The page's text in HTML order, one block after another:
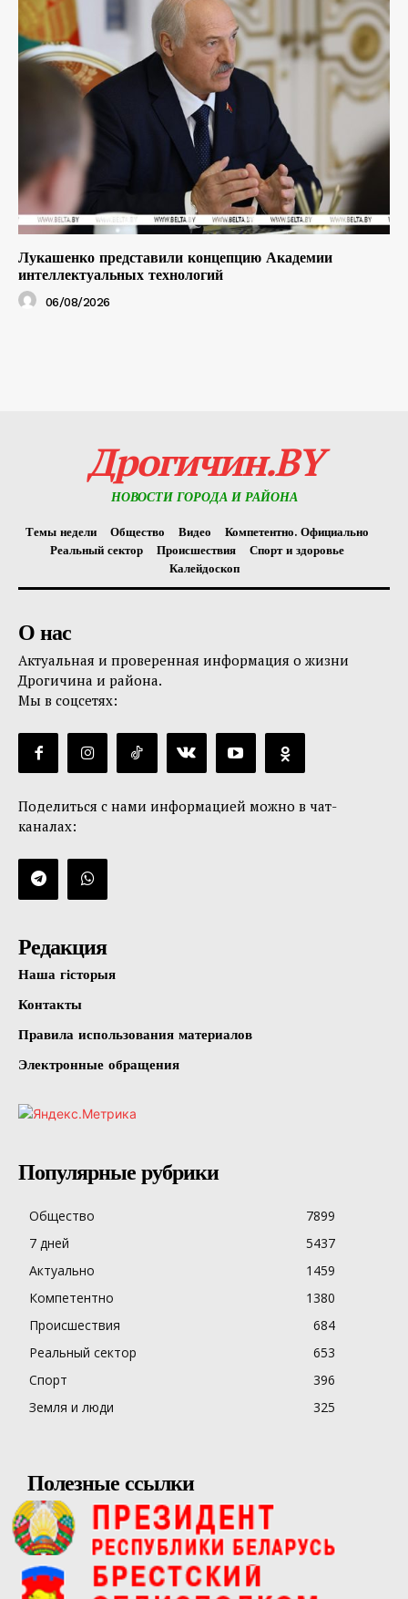
Лукашенко представили концепцию Академии
интеллектуальных технологий
06/08/2026
Дрогичин.BY
НОВОСТИ ГОРОДА И РАЙОНА
Темы недели Общество Видео
Компетентно. Официально
Реальный сектор
Происшествия
Спорт и здоровье
Калейдоскоп
О нас
Актуальная и проверенная информация о жизни
Дрогичина и района.
Мы в соцсетях:
Поделиться с нами информацией можно в чат-
каналах:
Редакция
Наша гісторыя
Контакты
Правила использования материалов
Электронные обращения
Популярные рубрики
Общество
7899
7 дней
5437
Актуально
1459
Компетентно
1380
Происшествия
684
Реальный сектор
653
Спорт
396
Земля и люди
325
Полезные ссылки